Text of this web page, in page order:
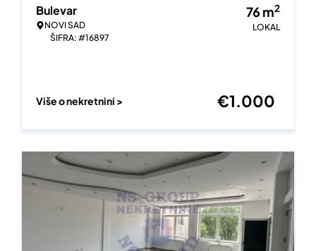
Bulevar
NOVI SAD
ŠIFRA: #16897
76 m2
LOKAL
Više o nekretnini > €1.000